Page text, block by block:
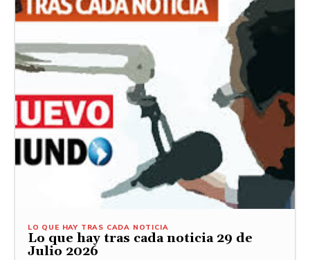
LO QUE HAY TRAS CADA NOTICIA
Lo que hay tras cada noticia 29 de
Julio 2026